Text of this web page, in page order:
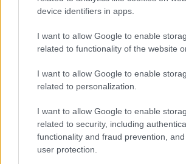
device identifiers in apps.
I want to allow Google to enable
related to functionality of the website
I want to allow Google to enable
related to personalization.
I want to allow Google to enable
related to security, including
functionality and fraud prevention,
user protection.
75 éves lett Charles
ötödik űrturistája
Boldog születésnapot a
Excel atyjának
Tegnap lett hetvenöt éves Charles
amerikai szoftverfejlesztő, a
atyja, a célirányos programozás